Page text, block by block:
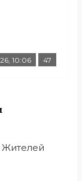
10:06 47